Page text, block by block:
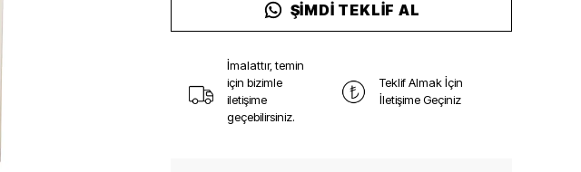
ŞIMDI TEKLIF AL
İmalattır, temin
için bizimle
iletişime
geçebilirsiniz.
Teklif Almak İçin
İletişime Geçiniz